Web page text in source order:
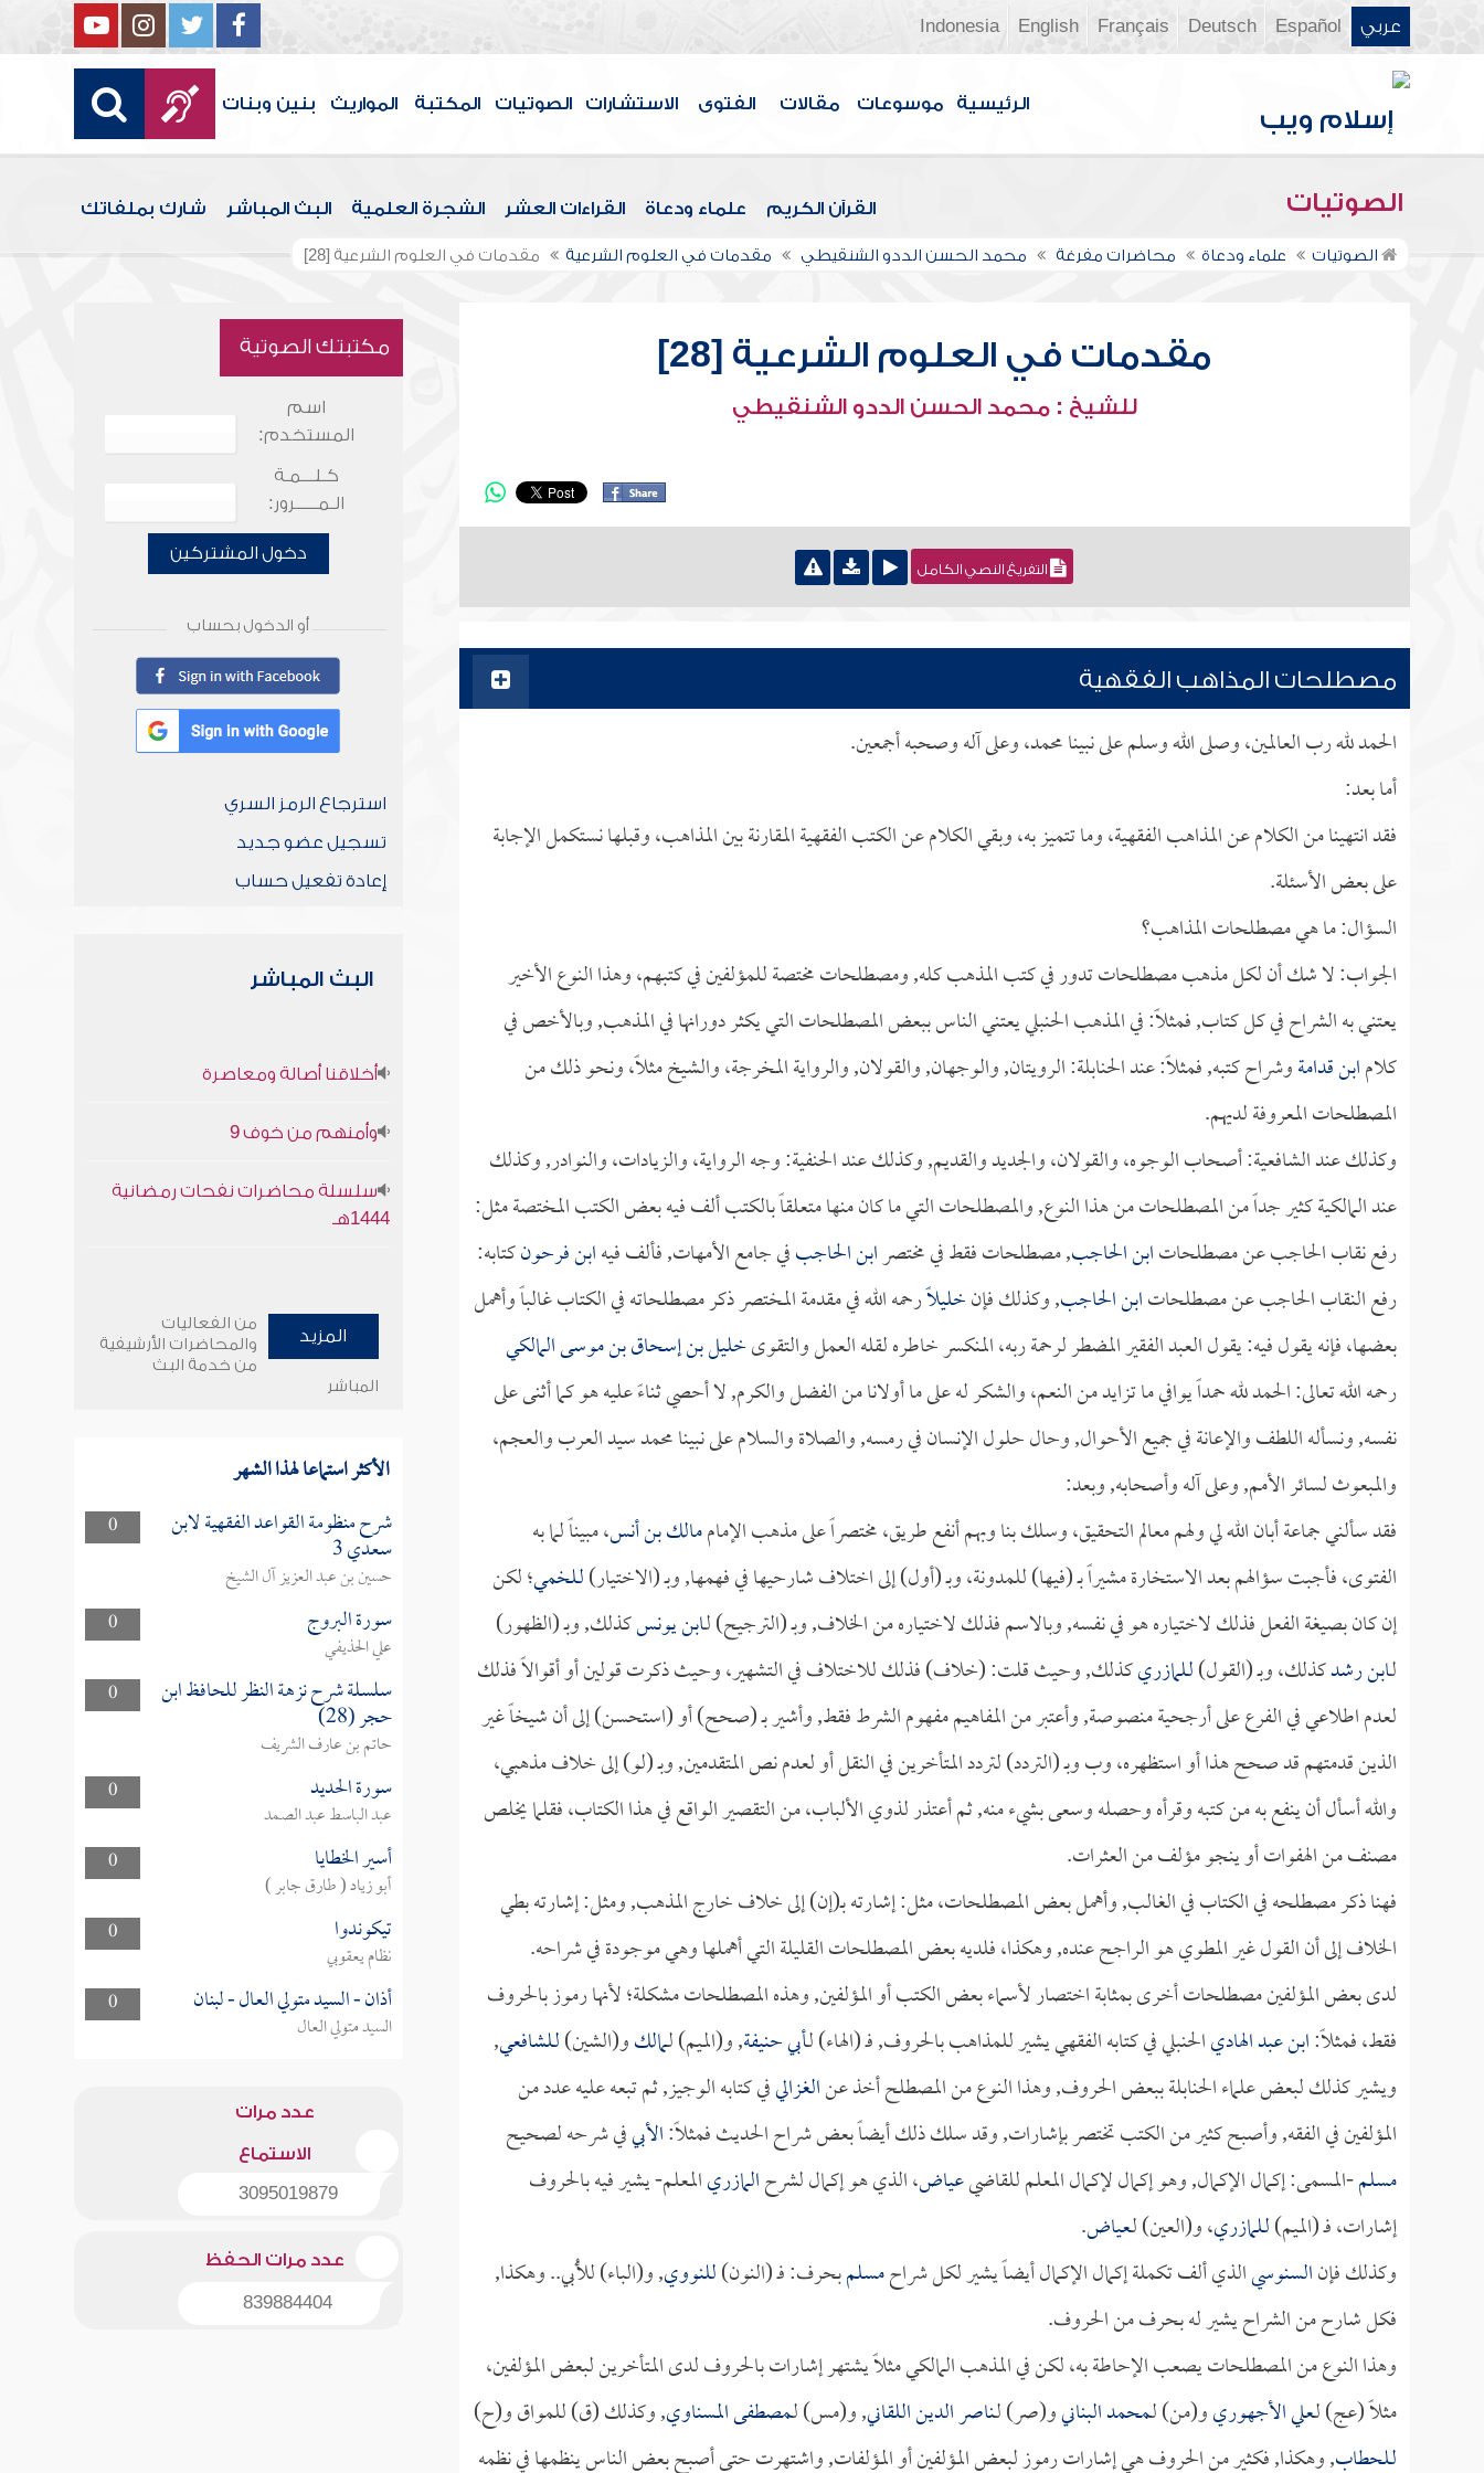
عربي Español
Deutsch
Français
English
Indonesia
الرئيسية موسوعات مقالات الفتوى الاستشارات الصوتيات المكتبة المواريث بنين وبنات
الصوتيات القرآن الكريم علماء ودعاة القراءات العشر الشجرة العلمية البث المباشر شارك بملفاتك
الصوتيات علماء ودعاة محاضرات مفرغة محمد الحسن الددو الشنقيطي مقدمات في العلوم الشرعية مقدمات في العلوم الشرعية [28]
مقدمات في العلوم الشرعية [28]
للشيخ : محمد الحسن الددو الشنقيطي
التفريغ النصي الكامل
مصطلحات المذاهب الفقهية
الحمد لله رب العالمين، وصلى الله وسلم على نبينا محمد، وعلى آله وصحبه أجمعين.
أما بعد:
فقد انتهينا من الكلام عن المذاهب الفقهية، وما تتميز به، وبقي الكلام عن الكتب الفقهية المقارنة بين المذاهب، وقبلها نستكمل الإجابة
على بعض الأسئلة.
السؤال: ما هي مصطلحات المذاهب؟
الجواب: لا شك أن لكل مذهب مصطلحات تدور في كتب المذهب كله, ومصطلحات مختصة للمؤلفين في كتبهم، وهذا النوع الأخير
يعتني به الشراح في كل كتاب, فمثلاً: في المذهب الحنبلي يعتني الناس ببعض المصطلحات التي يكثر دورانها في المذهب, وبالأخص في
كلامابن قدامةوشراح كتبه, فمثلاً: عند الحنابلة: الرويتان, والوجهان, والقولان, والرواية المخرجة، والشيخ مثلاً، ونحو ذلك من
المصطلحات المعروفة لديهم.
وكذلك عند الشافعية: أصحاب الوجوه، والقولان، والجديد والقديم, وكذلك عند الحنفية: وجه الرواية، والزيادات، والنوادر, وكذلك
عند المالكية كثير جداً من المصطلحات من هذا النوع, والمصطلحات التي ما كان منها متعلقاً بالكتب ألف فيه بعض الكتب المختصة مثل:
رفع نقاب الحاجب عن مصطلحاتابن الحاجب, مصطلحات فقط في مختصرابن الحاجبفي جامع الأمهات, فألف فيهابن فرحونكتابه:
رفع النقاب الحاجب عن مصطلحاتابن الحاجب, وكذلك فإنخليلاًرحمه الله في مقدمة المختصر ذكر مصطلحاته في الكتاب غالباً وأهمل
بعضها، فإنه يقول فيه: يقول العبد الفقير المضطر لرحمة ربه، المنكسر خاطره لقله العمل والتقوىخليل بن إسحاق بن موسى المالكي
رحمه الله تعالى: الحمد لله حمداً يوافي ما تزايد من النعم، والشكر له على ما أولانا من الفضل والكرم, لا أحصي ثناءً عليه هو كما أثنى على
نفسه, ونسأله اللطف والإعانة في جميع الأحوال, وحال حلول الإنسان في رمسه, والصلاة والسلام على نبينا محمد سيد العرب والعجم،
والمبعوث لسائر الأمم, وعلى آله وأصحابه, وبعد:
فقد سألني جماعة أبان الله لي ولهم معالم التحقيق، وسلك بنا وبهم أنفع طريق، مختصراً على مذهب الإماممالك بن أنس، مبيناً لما به
الفتوى، فأجبت سؤالهم بعد الاستخارة مشيراً بـ (فيها) للمدونة، وبـ (أول) إلى اختلاف شارحيها في فهمها, وبـ (الاختيار)لـلخمي؛ لكن
إن كان بصيغة الفعل فذلك لاختياره هو في نفسه, وبالاسم فذلك لاختياره من الخلاف, وبـ (الترجيح) لـابن يونسكذلك, وبـ (الظهور)
لـابن رشدكذلك، وبـ (القول)لـلمازريكذلك, وحيث قلت: (خلاف) فذلك للاختلاف في التشهير، وحيث ذكرت قولين أو أقوالاً فذلك
لعدم اطلاعي في الفرع على أرجحية منصوصة, وأعتبر من المفاهيم مفهوم الشرط فقط, وأشير بـ (صحح) أو (استحسن) إلى أن شيخاً غير
الذين قدمتهم قد صحح هذا أو استظهره، وب وبـ (التردد) لتردد المتأخرين في النقل أو لعدم نص المتقدمين, وبـ (لو) إلى خلاف مذهبي،
والله أسأل أن ينفع به من كتبه وقرأه وحصله وسعى بشيء منه, ثم أعتذر لذوي الألباب، من التقصير الواقع في هذا الكتاب، فقلما يخلص
مصنف من الهفوات أو ينجو مؤلف من العثرات.
فهنا ذكر مصطلحه في الكتاب في الغالب, وأهمل بعض المصطلحات، مثل: إشارته بـ(إن) إلى خلاف خارج المذهب, ومثل: إشارته بطي
الخلاف إلى أن القول غير المطوي هو الراجح عنده, وهكذا، فلديه بعض المصطلحات القليلة التي أهملها وهي موجودة في شراحه.
لدى بعض المؤلفين مصطلحات أخرى بمثابة اختصار لأسماء بعض الكتب أو المؤلفين, وهذه المصطلحات مشكلة؛ لأنها رموز بالحروف
فقط، فمثلاً:ابن عبد الهاديالحنبلي في كتابه الفقهي يشير للمذاهب بالحروف, فـ (الهاء) لـأبي حنيفة, و(الميم) لـمالكو(الشين)لـلشافعي,
ويشير كذلك لبعض علماء الحنابلة ببعض الحروف, وهذا النوع من المصطلح أخذ عنالغزاليفي كتابه الوجيز, ثم تبعه عليه عدد من
المؤلفين في الفقه, وأصبح كثير من الكتب تختصر بإشارات, وقد سلك ذلك أيضاً بعض شراح الحديث فمثلاً:الأبيفي شرحه لصحيح
مسلم-المسمى: إكمال الإكمال, وهو إكمال لإكمال المعلم للقاضيعياض، الذي هو إكمال لشرحالمازريالمعلم- يشير فيه بالحروف
إشارات، فـ (الميم)لـلمازري، و(العين) لـعياض.
وكذلك فإنالسنوسيالذي ألف تكملة إكمال الإكمال أيضاً يشير لكل شراحمسلمبحرف: فـ (النون)للنووي, و(الباء) للأُبي.. وهكذا,
فكل شارح من الشراح يشير له بحرف من الحروف.
وهذا النوع من المصطلحات يصعب الإحاطة به، لكن في المذهب المالكي مثلاً يشتهر إشارات بالحروف لدى المتأخرين لبعض المؤلفين،
مثلاً (عج) لـعلي الأجهوريو(من) لـمحمد البنانيو(صر) لـناصر الدين اللقاني, و(مس) لـمصطفى المسناوي, وكذلك (ق) للمواق و(ح)
لـلحطاب, وهكذا, فكثير من الحروف هي إشارات رموز لبعض المؤلفين أو المؤلفات, واشتهرت حتى أصبح بعض الناس ينظمها في نظمه
مكتبتك الصوتية
اسم
المستخدم:
كـلـــمـة
الـمـــــرور:
دخول المشتركين
أو الدخول بحساب
استرجاع الرمز السري
تسجيل عضو جديد
إعادة تفعيل حساب
البث المباشر
أخلاقنا أصالة ومعاصرة
وأمنهم من خوف 9
سلسلة محاضرات نفحات رمضانية
1444هـ
المزيد
من الفعاليات
والمحاضرات الأرشيفية
من خدمة البث
المباشر
الأكثر استماعا لهذا الشهر
0 شرح منظومة القواعد الفقهية لابن
سعدي 3
حسين بن عبد العزيز آل الشيخ
0
سورة البروج
علي الحذيفي
0
سلسلة شرح نزهة النظر للحافظ ابن
حجر (28)
حاتم بن عارف الشريف
0
سورة الحديد
عبد الباسط عبد الصمد
0
أسير الخطايا
أبو زياد ( طارق جابر )
0
تيكوندوا
نظام يعقوبي
0
أذان - السيد متولي العال - لبنان
السيد متولي العال
عدد مرات
الاستماع
3095019879
عدد مرات الحفظ
839884404